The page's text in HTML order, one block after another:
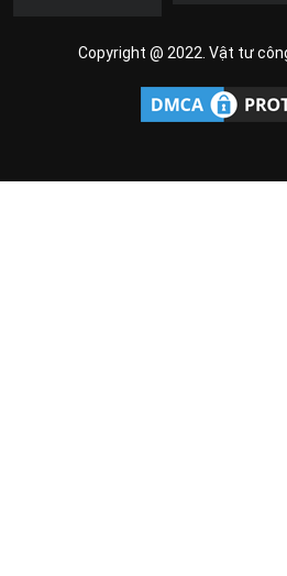
Copyright @ 2022. Vật tư